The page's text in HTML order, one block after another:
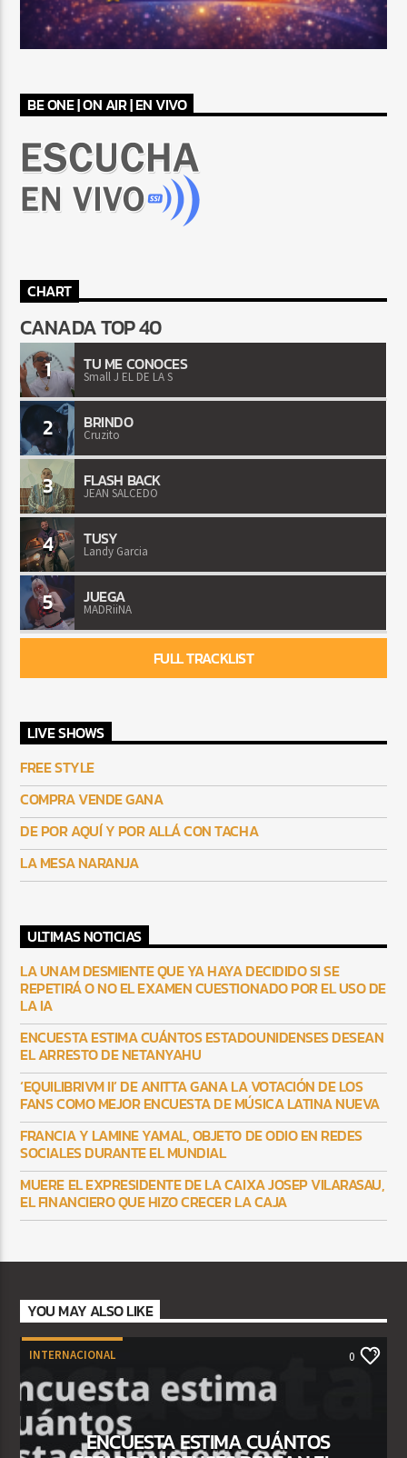
BE ONE | ON AIR | EN VIVO
CHART
CANADA TOP 40
1 TU ME CONOCES
Small J EL DE LA S
2 BRINDO
Cruzito
3 FLASH BACK
JEAN SALCEDO
4 TUSY
Landy Garcia
5 JUEGA
MADRiiNA
FULL TRACKLIST
LIVE SHOWS
FREE STYLE
COMPRA VENDE GANA
DE POR AQUÍ Y POR ALLÁ CON TACHA
LA MESA NARANJA
ULTIMAS NOTICIAS
LA UNAM DESMIENTE QUE YA HAYA DECIDIDO SI SE
REPETIRÁ O NO EL EXAMEN CUESTIONADO POR EL USO DE
LA IA
ENCUESTA ESTIMA CUÁNTOS ESTADOUNIDENSES DESEAN
EL ARRESTO DE NETANYAHU
‘EQUILIBRIVM II’ DE ANITTA GANA LA VOTACIÓN DE LOS
FANS COMO MEJOR ENCUESTA DE MÚSICA LATINA NUEVA
FRANCIA Y LAMINE YAMAL, OBJETO DE ODIO EN REDES
SOCIALES DURANTE EL MUNDIAL
MUERE EL EXPRESIDENTE DE LA CAIXA JOSEP VILARASAU,
EL FINANCIERO QUE HIZO CRECER LA CAJA
YOU MAY ALSO LIKE
INTERNACIONAL 0
ENCUESTA ESTIMA CUÁNTOS